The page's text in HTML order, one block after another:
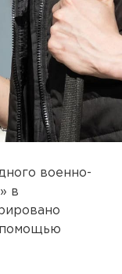
военно-
в
помощью